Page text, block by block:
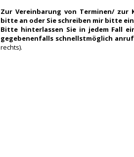
Zur Vereinbarung von Terminen/ zur
bitte an oder Sie schreiben mir bitte
Bitte hinterlassen Sie in jedem Fall
gegebenenfalls schnellstmöglich
rechts).